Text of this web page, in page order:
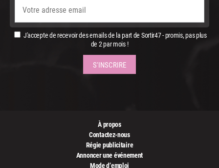
J'accepte de recevoir des emails de la part de Sortir47 - promis, pas plus
de 2 par mois !
À propos
Contactez-nous
Régie publicitaire
Annoncer une événement
Mode d’emploi